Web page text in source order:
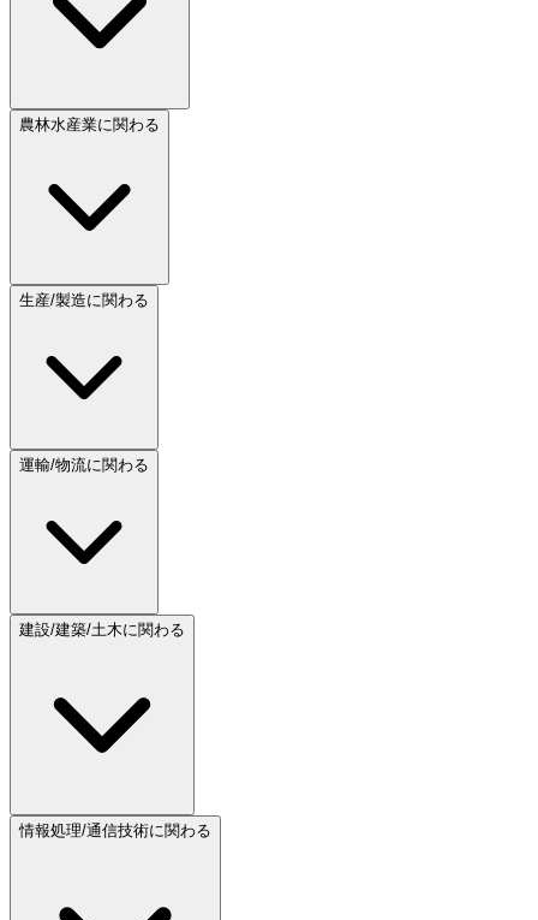
農林水産業に関わる
生産/製造に関わる
運輸/物流に関わる
建設/建築/土木に関わる
情報処理/通信技術に関わる